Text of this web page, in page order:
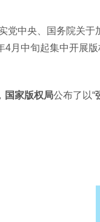
中央、国务院关于
4月中旬起集中开展
国家版权局公布了以“